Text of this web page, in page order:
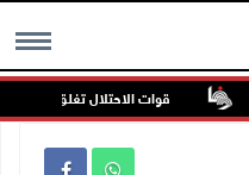
MENU
قوات الاحتلال تغلق مداخل